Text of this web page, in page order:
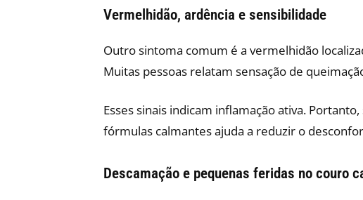
Vermelhidão, ardência e sensibilidade
Outro sintoma comum é a vermelhidão
Muitas pessoas relatam sensação de
Esses sinais indicam inflamação ativa.
fórmulas calmantes ajuda a reduzir o
Descamação e pequenas feridas no couro